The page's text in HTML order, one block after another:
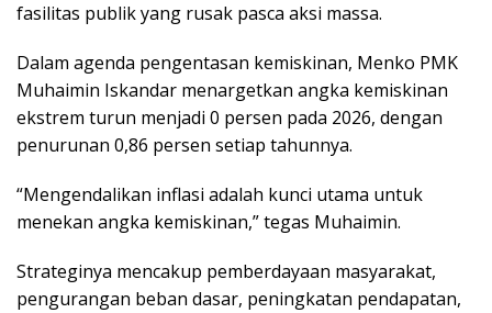
fasilitas publik yang rusak pasca aksi massa.
Dalam agenda pengentasan kemiskinan, Menko PMK
Muhaimin Iskandar menargetkan angka kemiskinan
ekstrem turun menjadi 0 persen pada 2026, dengan
penurunan 0,86 persen setiap tahunnya.
“Mengendalikan inflasi adalah kunci utama untuk
menekan angka kemiskinan,” tegas Muhaimin.
Strateginya mencakup pemberdayaan masyarakat,
pengurangan beban dasar, peningkatan pendapatan,